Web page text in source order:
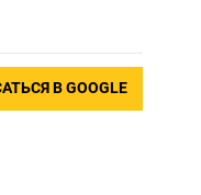
В GOOGLE